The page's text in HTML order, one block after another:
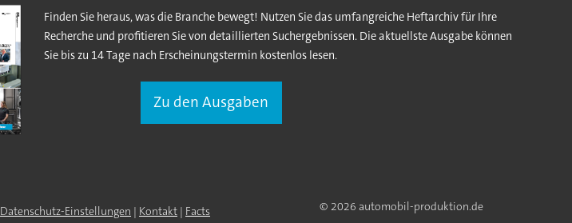
Finden Sie heraus, was die Branche bewegt! Nutzen Sie das umfangreiche Heftarchiv für Ihre
Recherche und profitieren Sie von detaillierten Suchergebnissen. Die aktuellste Ausgabe können
Sie bis zu 14 Tage nach Erscheinungstermin kostenlos lesen.
Zu den Ausgaben
Datenschutz-Einstellungen | Kontakt | Facts © 2026 automobil-produktion.de